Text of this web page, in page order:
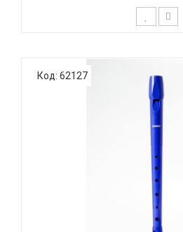
стараться правильно их
Прекрасный и живой звук
одним из лучших способов с
слух у ребенка. В тоже
Код: 62127